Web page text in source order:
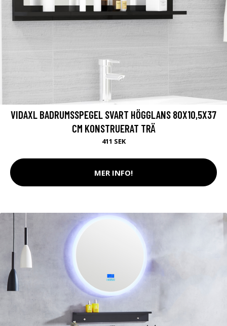
VIDAXL BADRUMSSPEGEL SVART HÖGGLANS 80X10,5X37
CM KONSTRUERAT TRÄ
411 SEK
MER INFO!